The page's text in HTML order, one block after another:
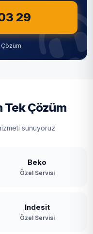
29
Çözüm
Çözüm
sunuyoruz
Beko
Özel Servisi
Indesit
Özel Servisi